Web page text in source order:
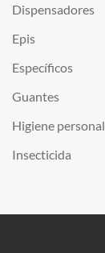
Dispensadores
Epis
Específicos
Guantes
Higiene personal
Insecticida